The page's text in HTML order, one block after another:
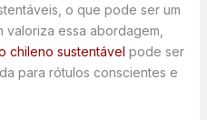
o que pode ser um
essa abordagem,
chileno sustentável pode ser
para rótulos conscientes e